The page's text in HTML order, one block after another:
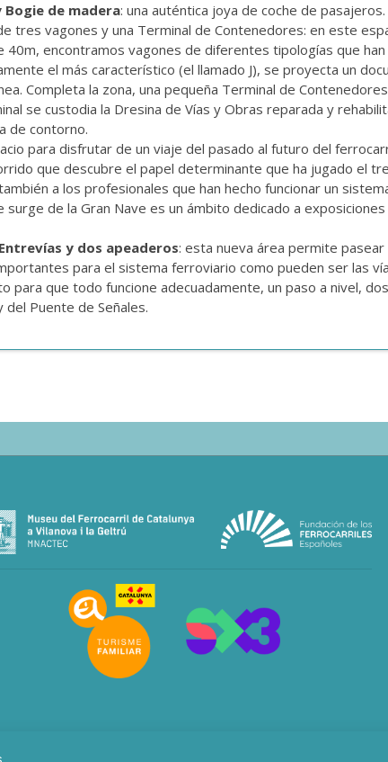
Bogie de madera: una auténtica joya de coche de pasajeros.
tres vagones y una Terminal de Contenedores: en este
40m, encontramos vagones de diferentes tipologías que
el más característico (el llamado J), se proyecta un
Completa la zona, una pequeña Terminal de
se custodia la Dresina de Vías y Obras reparada y
de contorno.
para disfrutar de un viaje del pasado al futuro del
que descubre el papel determinante que ha jugado el
a los profesionales que han hecho funcionar un
surge de la Gran Nave es un ámbito dedicado a
y dos apeaderos: esta nueva área permite
para el sistema ferroviario como pueden ser las
para que todo funcione adecuadamente, un paso a nivel,
Puente de Señales.